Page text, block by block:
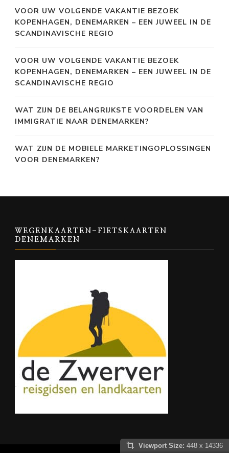
VOOR UW VOLGENDE VAKANTIE BEZOEK
KOPENHAGEN, DENEMARKEN – EEN JUWEEL IN DE
SCANDINAVISCHE REGIO
VOOR UW VOLGENDE VAKANTIE BEZOEK
KOPENHAGEN, DENEMARKEN – EEN JUWEEL IN DE
SCANDINAVISCHE REGIO
WAT ZIJN DE BELANGRIJKSTE VOORDELEN VAN
IMMIGRATIE NAAR DENEMARKEN?
WAT ZIJN DE MOBIELE MARKETINGOPLOSSINGEN
VOOR DENEMARKEN?
WEGENKAARTEN-FIETSKAARTEN
DENEMARKEN
Viewport Size: 448 x 14336